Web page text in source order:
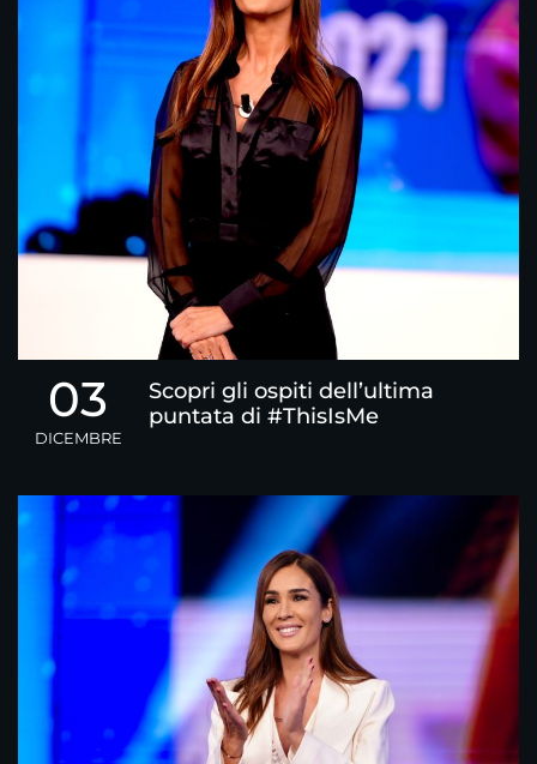
03
DICEMBRE
Scopri gli ospiti dell’ultima
puntata di #ThisIsMe